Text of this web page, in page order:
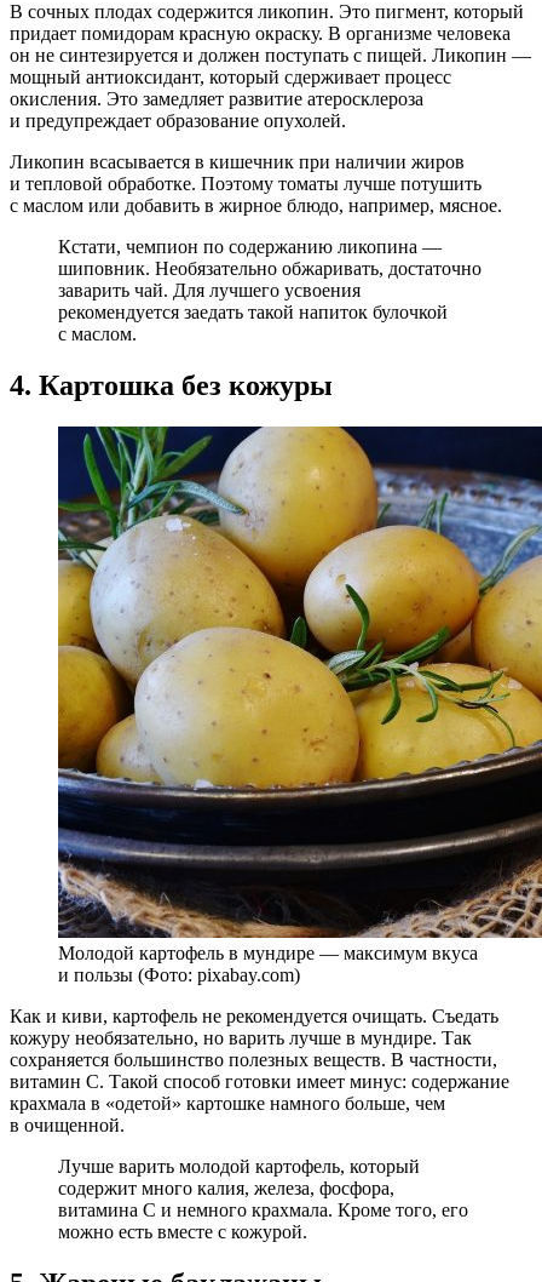
В сочных плодах содержится ликопин. Это пигмент, который
придает помидорам красную окраску. В организме человека
он не синтезируется и должен поступать с пищей. Ликопин —
мощный антиоксидант, который сдерживает процесс
окисления. Это замедляет развитие атеросклероза
и предупреждает образование опухолей.
Ликопин всасывается в кишечник при наличии жиров
и тепловой обработке. Поэтому томаты лучше потушить
с маслом или добавить в жирное блюдо, например, мясное.
Кстати, чемпион по содержанию ликопина —
шиповник. Необязательно обжаривать, достаточно
заварить чай. Для лучшего усвоения
рекомендуется заедать такой напиток булочкой
с маслом.
4. Картошка без кожуры
Молодой картофель в мундире — максимум вкуса
и пользы (Фото: pixabay.com)
Как и киви, картофель не рекомендуется очищать. Съедать
кожуру необязательно, но варить лучше в мундире. Так
сохраняется большинство полезных веществ. В частности,
витамин С. Такой способ готовки имеет минус: содержание
крахмала в «одетой» картошке намного больше, чем
в очищенной.
Лучше варить молодой картофель, который
содержит много калия, железа, фосфора,
витамина С и немного крахмала. Кроме того, его
можно есть вместе с кожурой.